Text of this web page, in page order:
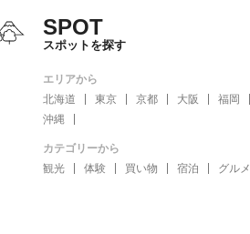
SPOT
スポットを探す
エリアから
北海道
東京 京都 大阪
福岡
沖縄
カテゴリーから
観光
体験 買い物 宿泊 グルメ